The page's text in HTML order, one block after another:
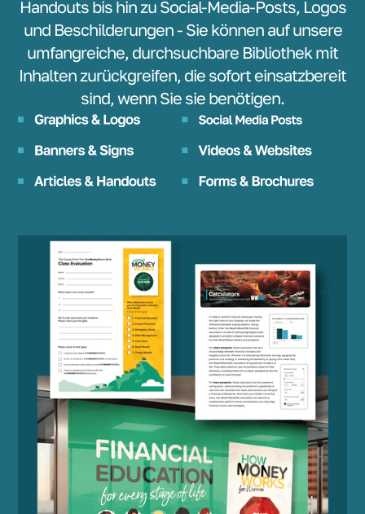
Handouts bis hin zu Social-Media-Posts, Logos
und Beschilderungen - Sie können auf unsere
umfangreiche, durchsuchbare Bibliothek mit
Inhalten zurückgreifen, die sofort einsatzbereit
sind, wenn Sie sie benötigen.